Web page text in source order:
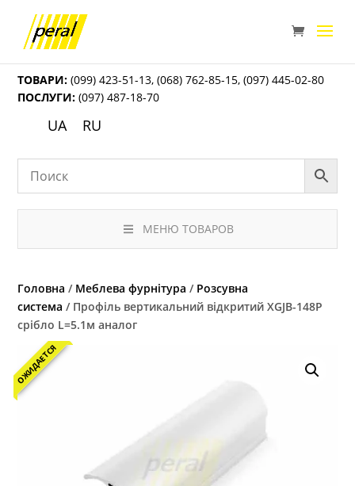
ТОВАРИ: (099) 423-51-13,(068) 762-85-15,(097) 445-02-80
ПОСЛУГИ: (097) 487-18-70
UA RU
МЕНЮ ТОВАРОВ
Головна / Меблева фурнітура / Розсувна
система / Профіль вертикальний відкритий XGJB-148P
срібло L=5.1м аналог
ОЖИДАЕТСЯ